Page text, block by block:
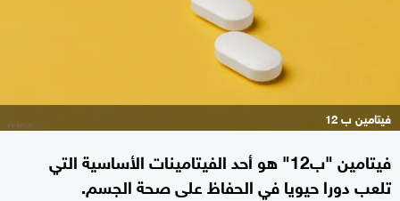
فيتامين ب 12
فيتامين "ب12" هو أحد الفيتامينات الأساسية التي
تلعب دورا حيويا في الحفاظ على صحة الجسم.